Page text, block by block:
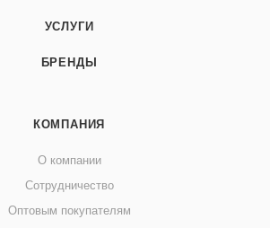
УСЛУГИ
БРЕНДЫ
КОМПАНИЯ
О компании
Сотрудничество
Оптовым покупателям